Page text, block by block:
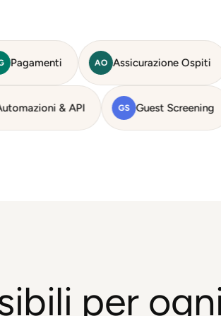
AO Assicurazione Ospiti MU
AP Automazioni & API GS
per